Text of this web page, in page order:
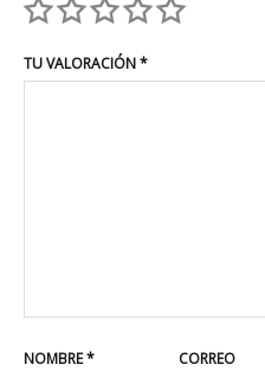
TU VALORACIÓN*
NOMBRE*
CORREO